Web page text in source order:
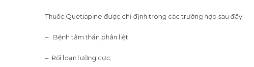
Thuốc Quetiapine được chỉ định trong các trường hợp sau đây:
– Bệnh tâm thần phân liệt;
– Rối loạn lưỡng cực;